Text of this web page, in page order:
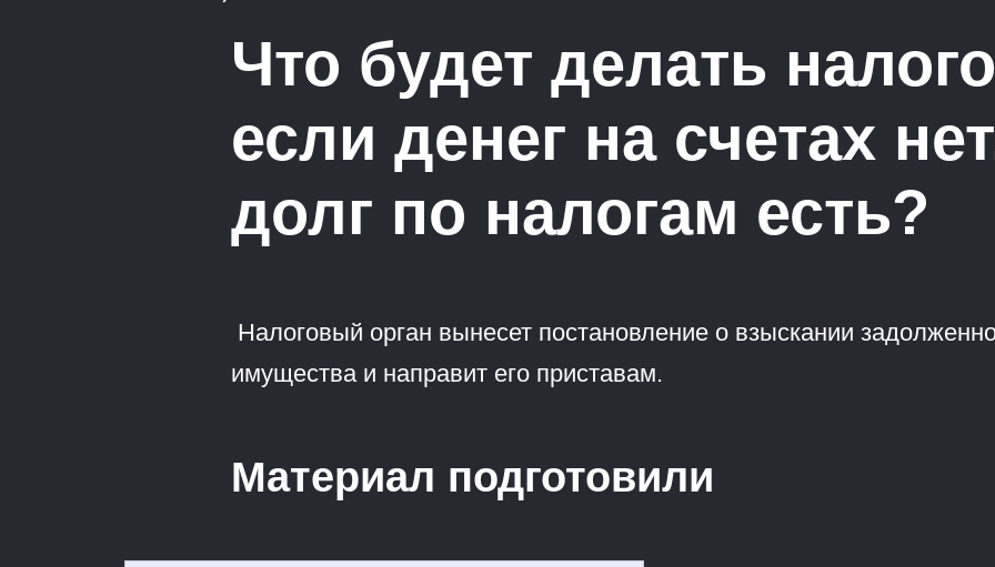
Что будет делать
если денег на счетах
долг по налогам есть?
Налоговый орган вынесет постановление о взыскании
имущества и направит его приставам.
Материал подготовили